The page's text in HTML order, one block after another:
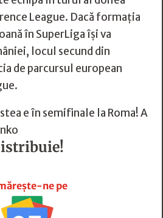
League. Dacă formația
în SuperLiga își va
locul secund din
de parcursul european
e în semifinale la Roma! A
ne pe